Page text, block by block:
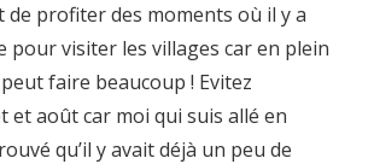
de profiter des moments où il y a
pour visiter les villages car en plein
faire beaucoup ! Evitez
et août car moi qui suis allé en
qu’il y avait déjà un peu de